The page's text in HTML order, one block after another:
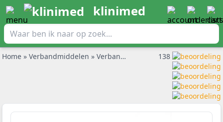
klinimed
Home » Verbandmiddelen » Verbandwatten en wattenbollen »
138